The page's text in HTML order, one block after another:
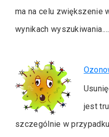
ma na celu zwiększenie
wynikach wyszukiwania.…
jest
szczególnie w